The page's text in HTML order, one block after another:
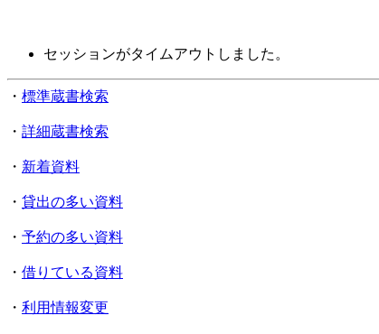
セッションがタイムアウトしました。
・ 標準蔵書検索
・ 詳細蔵書検索
・ 新着資料
・ 貸出の多い資料
・ 予約の多い資料
・ 借りている資料
・ 利用情報変更